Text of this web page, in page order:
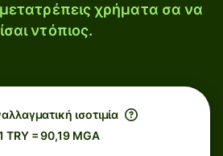
χρήματα σα να
ντόπιος.
ισοτιμία
TRY = 90,19 MGA